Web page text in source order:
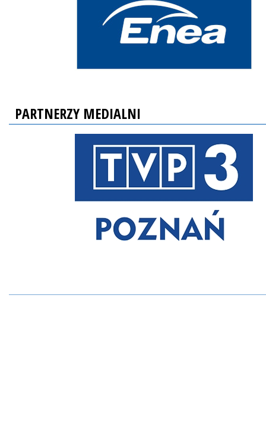
PARTNERZY MEDIALNI